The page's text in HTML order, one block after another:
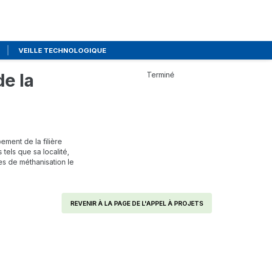
VEILLE TECHNOLOGIQUE
la
de la filière
que sa localité,
de méthanisation le
Terminé
REVENIR À LA PAGE DE L'APPEL À PROJETS